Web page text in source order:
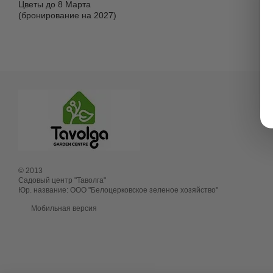
Цветы до 8 Марта
(бронирование на 2027)
© 2013
Садовый центр "Таволга"
Юр. название: ООО "Белоцерковское зеленое хозяйство"
Мобильная версия